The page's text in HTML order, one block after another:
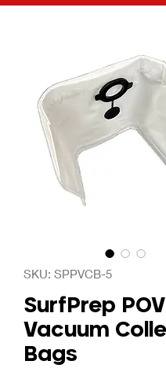
SKU: SPPVCB-5
SurfPrep
Vacuum
Bags